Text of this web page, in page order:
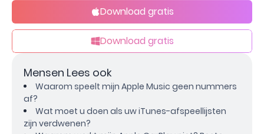
Download gratis
Download gratis
Mensen Lees ook
Waarom speelt mijn Apple Music geen nummers
af?
Wat moet u doen als uw iTunes-afspeellijsten
zijn verdwenen?